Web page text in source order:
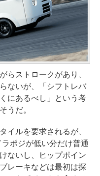
ストロークがあり、
ないが、「シフトレバ
にあるべし」という考
うだ。
イルを要求されるが、
ポジが低い分だけ普通
ないし、ヒップポイン
レーキなどは最初は探